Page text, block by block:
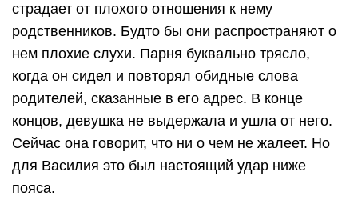
страдает от плохого отношения к нему
родственников. Будто бы они распространяют о
нем плохие слухи. Парня буквально трясло,
когда он сидел и повторял обидные слова
родителей, сказанные в его адрес. В конце
концов, девушка не выдержала и ушла от него.
Сейчас она говорит, что ни о чем не жалеет. Но
для Василия это был настоящий удар ниже
пояса.